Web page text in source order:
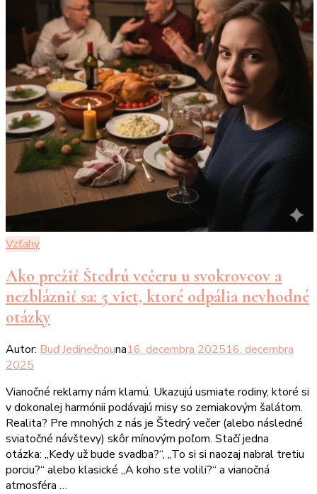
Vzťahy
Ako prežiť Štedrú večeru u svokrovcov a
nezblázniť sa: 5 viet, ktoré odpália nevhodné
otázky
Autor: Buď Jedinečnouna16. decembra 202516. decembra
2025
Vianočné reklamy nám klamú. Ukazujú usmiate rodiny, ktoré si
v dokonalej harmónii podávajú misy so zemiakovým šalátom.
Realita? Pre mnohých z nás je Štedrý večer (alebo následné
sviatočné návštevy) skôr mínovým poľom. Stačí jedna
otázka: „Kedy už bude svadba?“, „To si si naozaj nabral tretiu
porciu?“ alebo klasické „A koho ste volili?“ a vianočná
atmosféra …